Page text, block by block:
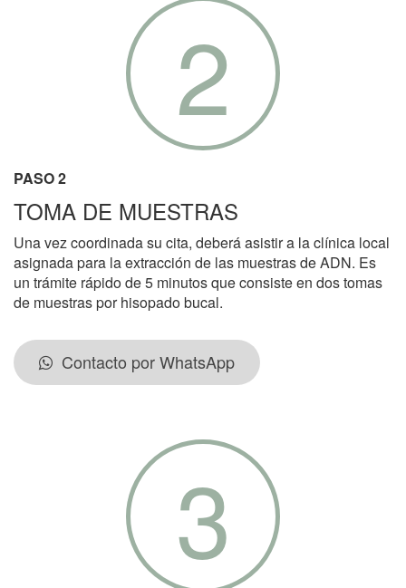
2
PASO 2
TOMA DE MUESTRAS
Una vez coordinada su cita, deberá asistir a la clínica local
asignada para la extracción de las muestras de ADN. Es
un trámite rápido de 5 minutos que consiste en dos tomas
de muestras por hisopado bucal.
Contacto por WhatsApp
3